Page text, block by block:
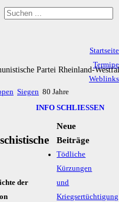
Partei Rheinland-
Startseite
Termine
Weblinks
Impressum & Datenschutz
Siegen 80 Jahre
der
INFO SCHLIESSEN
Neue
Beiträge
Tödliche
Kürzungen
und
Kriegsertüchtigung